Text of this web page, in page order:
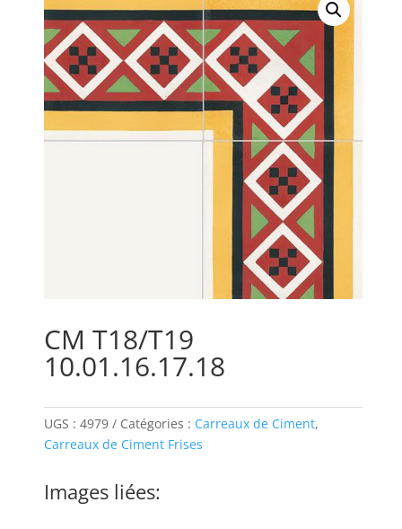
CM T18/T19
10.01.16.17.18
UGS :4979 Catégories : Carreaux de Ciment,
Carreaux de Ciment Frises
Images liées: